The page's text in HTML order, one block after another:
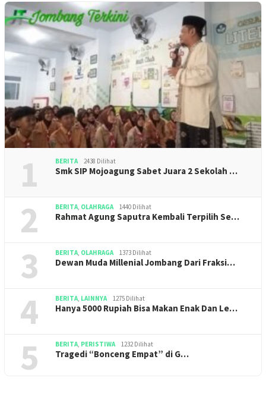
1 BERITA 2438 Dilihat
Smk SIP Mojoagung Sabet Juara 2 Sekolah …
2 BERITA, OLAHRAGA 1440 Dilihat
Rahmat Agung Saputra Kembali Terpilih Se…
3 BERITA, OLAHRAGA 1373 Dilihat
Dewan Muda Millenial Jombang Dari Fraksi…
4 BERITA, LAINNYA 1275 Dilihat
Hanya 5000 Rupiah Bisa Makan Enak Dan Le…
5 BERITA, PERISTIWA 1232 Dilihat
Tragedi “Bonceng Empat” di G…